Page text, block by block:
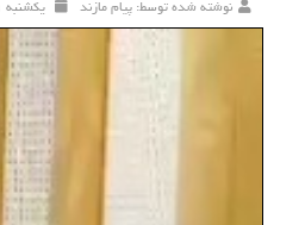
نوشته شده توسط: پیام مازند يکشنبه ۳۱ خرداد ۱۴۰۵